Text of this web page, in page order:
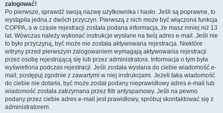
zalogować!
Po pierwsze, sprawdź swoją nazwę użytkownika i hasło. Jeśli są poprawne, to
wystąpiła jedna z dwóch przyczyn. Pierwszą z nich może być włączona funkcja
COPPA, a w czasie rejestracji została podana informacja, że masz mniej niż 13
lat. Wówczas należy wykonać instrukcje wysłane na twój adres e-mail. Jeśli nie
to było przyczyną, być może nie została aktywowana rejestracja. Niektóre
witryny przed pierwszym zalogowaniem wymagają aktywowania rejestracji
przez osobę rejestrującą się lub przez administratora. Informacja o tym była
wyświetlona podczas rejestracji. Jeśli została wysłana do ciebie wiadomość e-
mail, postępuj zgodnie z zawartymi w niej instrukcjami. Jeżeli taka wiadomość
do ciebie nie dotarła, być może został podany nieprawidłowy adres e-mail lub
wiadomość została zatrzymana przez filtr antyspamowy. Jeśli na pewno
podany przez ciebie adres e-mail jest prawidłowy, spróbuj skontaktować się z
administratorem.